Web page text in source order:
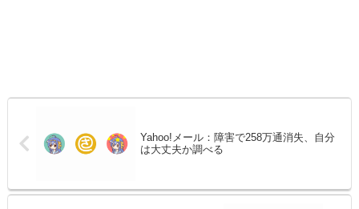
Yahoo!メール：障害で258万通消失、自分
は大丈夫か調べる